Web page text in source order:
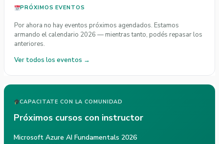
PRÓXIMOS EVENTOS
Por ahora no hay eventos próximos agendados. Estamos
armando el calendario 2026 — mientras tanto, podés repasar los
anteriores.
Ver todos los eventos →
CAPACITATE CON LA COMUNIDAD
Próximos cursos con instructor
Microsoft Azure AI Fundamentals 2026